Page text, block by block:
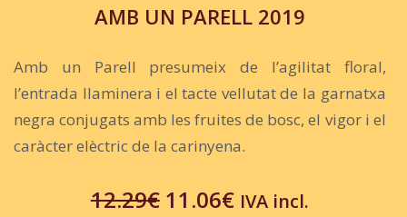
AMB UN PARELL 2019
Amb un Parell presumeix de l’agilitat floral,
l’entrada llaminera i el tacte vellutat de la garnatxa
negra conjugats amb les fruites de bosc, el vigor i el
caràcter elèctric de la carinyena.
12.29€ El
11.06€ElIVA incl.